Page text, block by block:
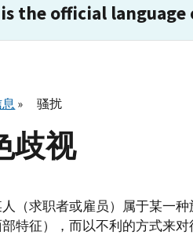
the official language
骚扰
歧视
（求职者或雇员）属于某一
特征），而以不利的方式来